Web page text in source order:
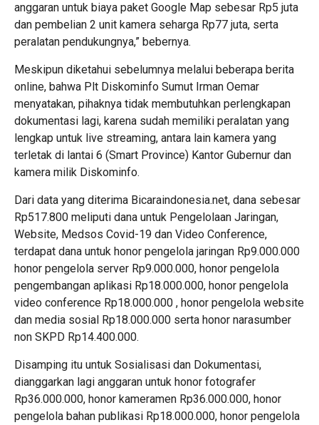
anggaran untuk biaya paket Google Map sebesar Rp5 juta
dan pembelian 2 unit kamera seharga Rp77 juta, serta
peralatan pendukungnya,” bebernya.
Meskipun diketahui sebelumnya melalui beberapa berita
online, bahwa Plt Diskominfo Sumut Irman Oemar
menyatakan, pihaknya tidak membutuhkan perlengkapan
dokumentasi lagi, karena sudah memiliki peralatan yang
lengkap untuk live streaming, antara lain kamera yang
terletak di lantai 6 (Smart Province) Kantor Gubernur dan
kamera milik Diskominfo.
Dari data yang diterima Bicaraindonesia.net, dana sebesar
Rp517.800 meliputi dana untuk Pengelolaan Jaringan,
Website, Medsos Covid-19 dan Video Conference,
terdapat dana untuk honor pengelola jaringan Rp9.000.000
honor pengelola server Rp9.000.000, honor pengelola
pengembangan aplikasi Rp18.000.000, honor pengelola
video conference Rp18.000.000 , honor pengelola website
dan media sosial Rp18.000.000 serta honor narasumber
non SKPD Rp14.400.000.
Disamping itu untuk Sosialisasi dan Dokumentasi,
dianggarkan lagi anggaran untuk honor fotografer
Rp36.000.000, honor kameramen Rp36.000.000, honor
pengelola bahan publikasi Rp18.000.000, honor pengelola